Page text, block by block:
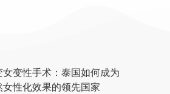
女变性手术：泰国如何成为
女性化效果的领先国家